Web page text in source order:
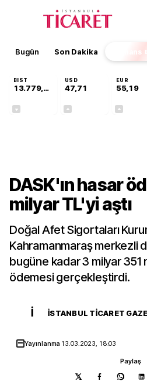
Bugün Son Dakika Finans
BIST
13.779,39
USD
47,71
EUR
55,19
DASK'ın hasar
milyar TL'yi aştı
Doğal Afet Sigortaları
Kahramanmaraş merkezli
bugüne kadar 3 milyar 351
ödemesi gerçekleştirdi.
İ İSTANBUL TICARET
Yayınlanma 13.03.2023, 18:03
Paylaş